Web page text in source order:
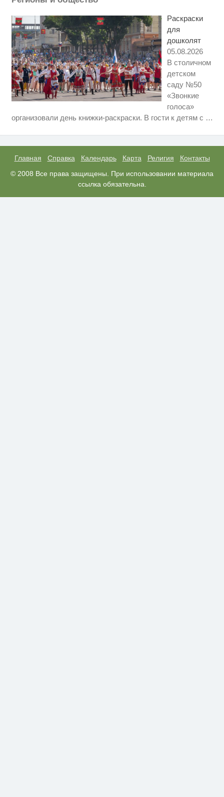
Раскраски
для
дошколят
05.08.2026
В столичном
детском
саду №50
«Звонкие
голоса»
организовали день книжки-раскраски. В гости к детям с …
Главная Справка Календарь Карта Религия
Контакты
© 2008 Все права защищены. При использовании материала
ссылка обязательна.
Ролик из Омска: вы будете
Крыма: Что люди вытворяют,
i
Королева вагона отожгла! Видео
не оставит равнодушным